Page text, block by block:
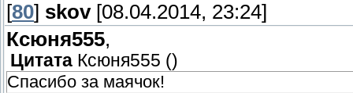
[80] skov[08.04.2014, 23:24]
Ксюня555,
Цитата Ксюня555 ()
Спасибо за маячок!